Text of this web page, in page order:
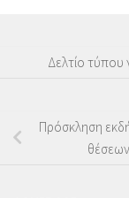
Δελτίο τύπου
Πρόσκληση